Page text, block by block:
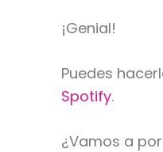
¡Genial!
Puedes
Spotify.
¿Vamos a